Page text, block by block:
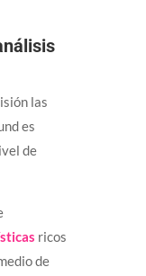
las
es
de
ricos
de